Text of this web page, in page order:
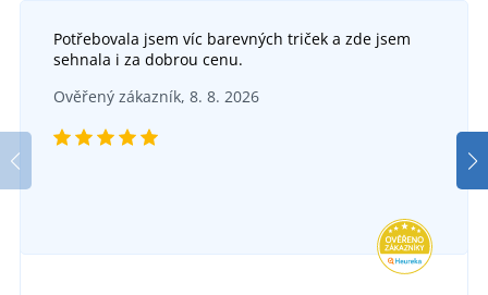
Potřebovala jsem víc barevných triček a zde jsem
sehnala i za dobrou cenu.
Ověřený zákazník, 8. 8. 2026